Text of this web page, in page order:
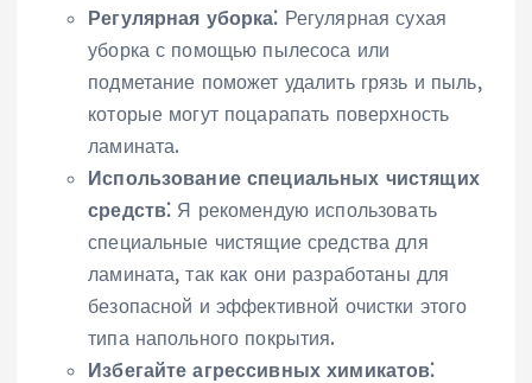
Регулярная уборка⁚ Регулярная сухая
уборка с помощью пылесоса или
подметание поможет удалить грязь и пыль,
которые могут поцарапать поверхность
ламината.
Использование специальных чистящих
средств⁚ Я рекомендую использовать
специальные чистящие средства для
ламината, так как они разработаны для
безопасной и эффективной очистки этого
типа напольного покрытия.
Избегайте агрессивных химикатов⁚